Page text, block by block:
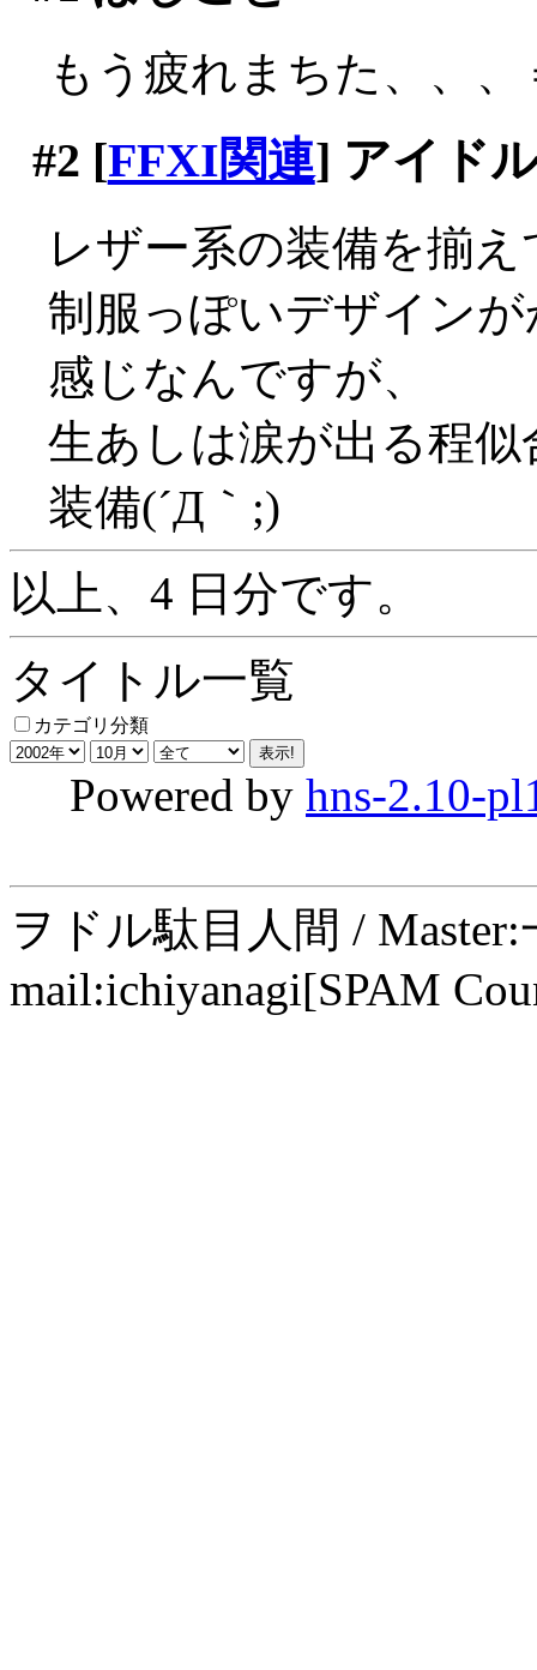
もう疲れまちた、、
#2 [FFXI関連] アイド
レザー系の装備を揃
制服っぽいデザイン
感じなんですが、
生あしは涙が出る程
装備(´Д｀;)
以上、4 日分です。
タイトル一覧
カテゴリ分類
Powered by hns-2.10-
ヲドル駄目人間 /
mail:ichiyanagi[SPAM